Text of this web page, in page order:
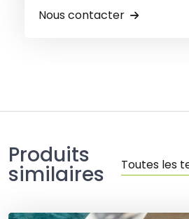
Nous contacter
Produits
similaires Toutes les